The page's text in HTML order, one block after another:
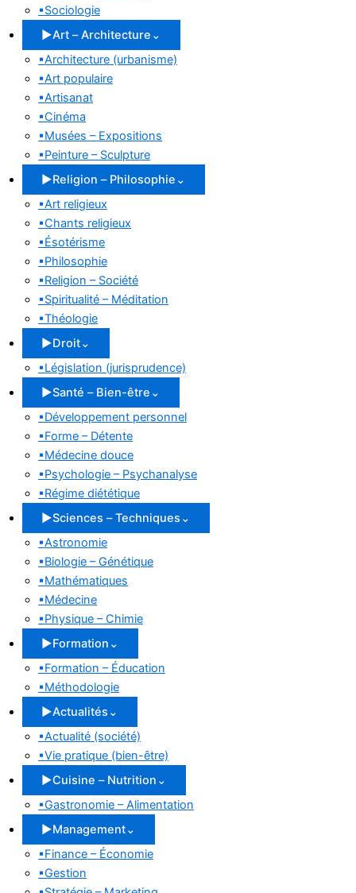
▪Sociologie
▶Art – Architecture ⌄
▪Architecture (urbanisme)
▪Art populaire
▪Artisanat
▪Cinéma
▪Musées – Expositions
▪Peinture – Sculpture
▶Religion – Philosophie ⌄
▪Art religieux
▪Chants religieux
▪Ésotérisme
▪Philosophie
▪Religion – Société
▪Spiritualité – Méditation
▪Théologie
▶Droit⌄
▪Législation (jurisprudence)
▶Santé – Bien-être ⌄
▪Développement personnel
▪Forme – Détente
▪Médecine douce
▪Psychologie – Psychanalyse
▪Régime diététique
▶Sciences – Techniques ⌄
▪Astronomie
▪Biologie – Génétique
▪Mathématiques
▪Médecine
▪Physique – Chimie
▶Formation ⌄
▪Formation – Éducation
▪Méthodologie
▶Actualités ⌄
▪Actualité (société)
▪Vie pratique (bien-être)
▶Cuisine – Nutrition ⌄
▪Gastronomie – Alimentation
▶Management⌄
▪Finance – Économie
▪Gestion